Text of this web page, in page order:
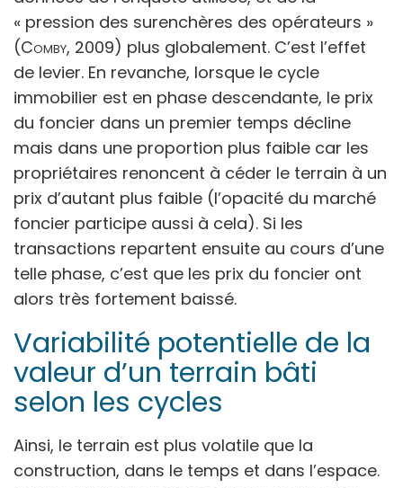
« pression des surenchères des opérateurs »
(Comby, 2009) plus globalement. C’est l’effet
de levier. En revanche, lorsque le cycle
immobilier est en phase descendante, le prix
du foncier dans un premier temps décline
mais dans une proportion plus faible car les
propriétaires renoncent à céder le terrain à un
prix d’autant plus faible (l’opacité du marché
foncier participe aussi à cela). Si les
transactions repartent ensuite au cours d’une
telle phase, c’est que les prix du foncier ont
alors très fortement baissé.
Variabilité potentielle de la
valeur d’un terrain bâti
selon les cycles
Ainsi, le terrain est plus volatile que la
construction, dans le temps et dans l’espace.